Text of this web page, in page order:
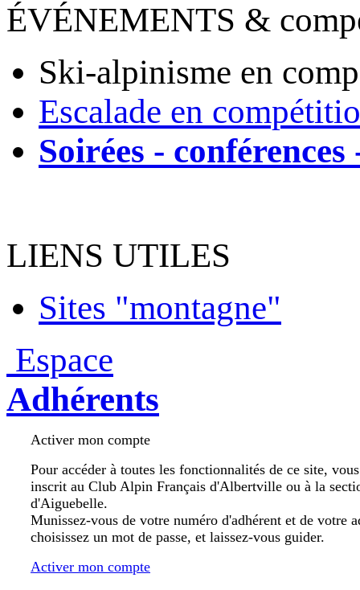
ÉVÉNEMENTS &
Ski-alpinisme en
Escalade en
Soirées - conférences
LIENS UTILES
Sites "montagne"
Espace
Adhérents
Activer mon compte
Pour accéder à toutes les fonctionnalités de ce site,
inscrit au Club Alpin Français d'Albertville ou à la
d'Aiguebelle.
Munissez-vous de votre numéro d'adhérent et de votre
choisissez un mot de passe, et laissez-vous guider.
Activer mon compte